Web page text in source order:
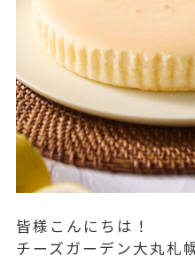
皆様こんにちは！
チーズガーデン大丸札